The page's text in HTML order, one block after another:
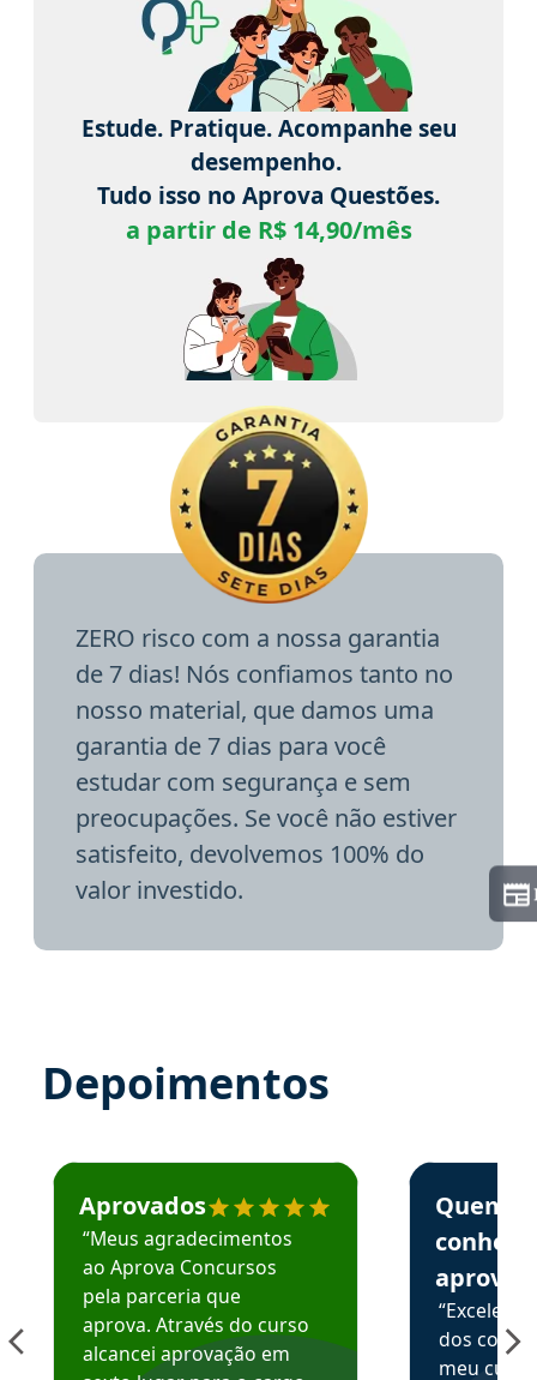
Estude. Pratique. Acompanhe seu
desempenho.
Tudo isso no Aprova Questões.
a partir de R$ 14,90/mês
ZERO risco com a nossa garantia
de 7 dias! Nós confiamos tanto no
nosso material, que damos uma
garantia de 7 dias para você
estudar com segurança e sem
preocupações. Se você não estiver
satisfeito, devolvemos 100% do
valor investido.
Depoimentos
Estudante José recomenda o Aprova Concursos em
Aprovados
“Meus agradecimentos
ao Aprova Concursos
pela parceria que
aprova. Através do curso
alcancei aprovação em
Estudante
Quem
aprova
dos
meu